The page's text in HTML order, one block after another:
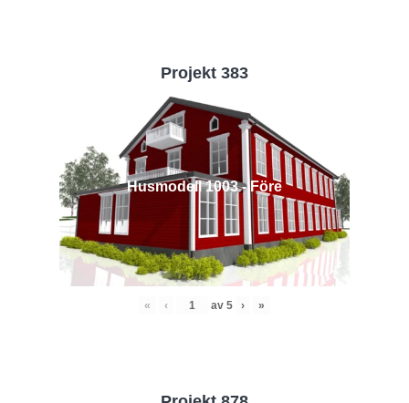
Projekt 383
Husmodell 1003 - Före
« ‹ av 5 › »